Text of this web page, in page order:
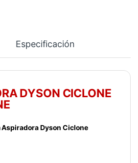
Especificación
DYSON CICLONE
Dyson Ciclone